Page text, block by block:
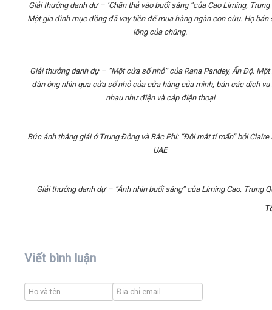
Giải thưởng danh dự – ‘Chăn thả vào buổi sáng “của Cao Liming, Trung
Một gia đình mục đồng đã vay tiền để mua hàng ngàn con cừu. Họ bán
lông của chúng.
Giải thưởng danh dự – “Một cửa sổ nhỏ” của Rana Pandey, Ấn Độ. Một
đàn ông nhìn qua cửa sổ nhỏ của cửa hàng của mình, bán các dịch
nhau như điện và cáp điện thoại
Bức ảnh thắng giải ở Trung Đông và Bắc Phi: “Đôi mắt tỉ mẩn” bởi Claire
UAE
Giải thưởng danh dự – “Ánh nhìn buổi sáng” của Liming Cao, Trung
Viết bình luận